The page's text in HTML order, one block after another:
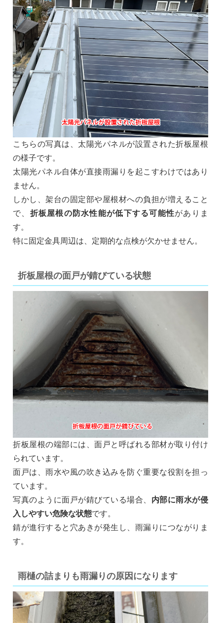
こちらの写真は、太陽光パネルが設置された折板屋根
の様子です。
太陽光パネル自体が直接雨漏りを起こすわけではあり
ません。
しかし、架台の固定部や屋根材への負担が増えること
で、 折板屋根の防水性能が低下する可能性がありま
す。
特に固定金具周辺は、定期的な点検が欠かせません。
折板屋根の面戸が錆びている状態
折板屋根の端部には、面戸と呼ばれる部材が取り付け
られています。
面戸は、雨水や風の吹き込みを防ぐ重要な役割を担っ
ています。
写真のように面戸が錆びている場合、 内部に雨水が侵
入しやすい危険な状態です。
錆が進行すると穴あきが発生し、雨漏りにつながりま
す。
雨樋の詰まりも雨漏りの原因になります